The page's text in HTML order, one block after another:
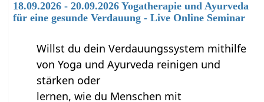
18.09.2026 - 20.09.2026 Yogatherapie und Ayurveda
für eine gesunde Verdauung - Live Online Seminar
Willst du dein Verdauungssystem mithilfe
von Yoga und Ayurveda reinigen und
stärken oder
lernen, wie du Menschen mit